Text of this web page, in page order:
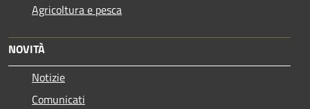
Agricoltura e pesca
NOVITÀ
Notizie
Comunicati